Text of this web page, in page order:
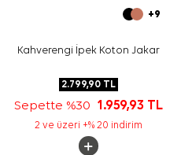
+9
Kahverengi İpek Koton Jakar
2.799,90TL
Sepette %30 1.959,93 TL
2 ve üzeri +% 20 indirim